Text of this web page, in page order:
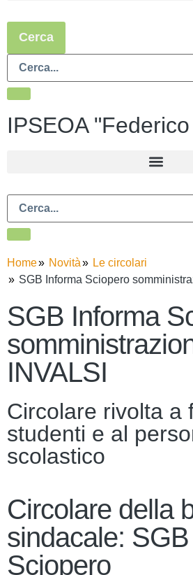
Cerca
IPSEOA
Home Novità
Le circolari
SGB Informa Sciopero
SGB Informa
INVALSI
Circolare rivolta a
studenti e al
scolastico
Circolare della
sindacale:
Sciopero